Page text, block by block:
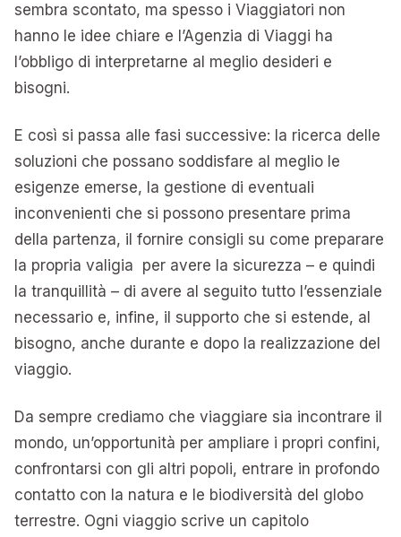
sembra scontato, ma spesso i Viaggiatori non
hanno le idee chiare e l’Agenzia di Viaggi ha
l’obbligo di interpretarne al meglio desideri e
bisogni.
E così si passa alle fasi successive: la ricerca delle
soluzioni che possano soddisfare al meglio le
esigenze emerse, la gestione di eventuali
inconvenienti che si possono presentare prima
della partenza, il fornire consigli su come preparare
la propria valigia per avere la sicurezza – e quindi
la tranquillità – di avere al seguito tutto l’essenziale
necessario e, infine, il supporto che si estende, al
bisogno, anche durante e dopo la realizzazione del
viaggio.
Da sempre crediamo che viaggiare sia incontrare il
mondo, un’opportunità per ampliare i propri confini,
confrontarsi con gli altri popoli, entrare in profondo
contatto con la natura e le biodiversità del globo
terrestre. Ogni viaggio scrive un capitolo